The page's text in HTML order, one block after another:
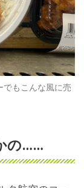
でもこんな風に売
の……